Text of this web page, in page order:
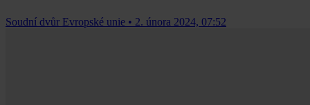
Soudní dvůr Evropské unie • 2. února 2024, 07:52